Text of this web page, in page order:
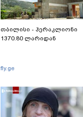
თბილისი - ჰერაკლიონი
1370.80 ლარიდან
fly.ge